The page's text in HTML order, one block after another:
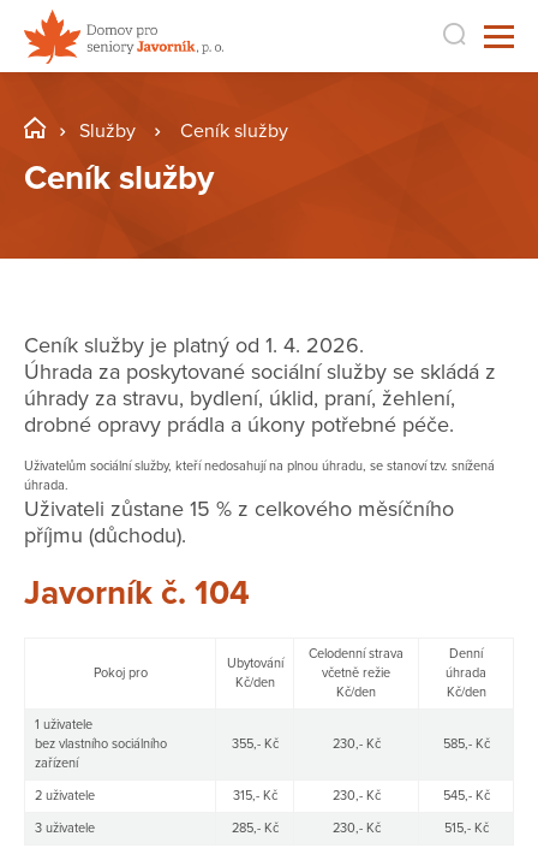
Služby Ceník služby
Ceník služby
Ceník služby je platný od 1. 4. 2026.
Úhrada za poskytované sociální služby se skládá z
úhrady za stravu, bydlení, úklid, praní, žehlení,
drobné opravy prádla a úkony potřebné péče.
Uživatelům sociální služby, kteří nedosahují na plnou úhradu, se stanoví tzv. snížená
úhrada.
Uživateli zůstane 15 % z celkového měsíčního
příjmu (důchodu).
Javorník č. 104
Pokoj pro
Ubytování
Kč/den
Celodenní strava
včetně režie
Kč/den
Denní
úhrada
Kč/den
1 uživatele
bez vlastního sociálního
zařízení
355,- Kč 230,- Kč 585,- Kč
2 uživatele 315,- Kč 230,- Kč 545,- Kč
3 uživatele 285,- Kč 230,- Kč 515,- Kč